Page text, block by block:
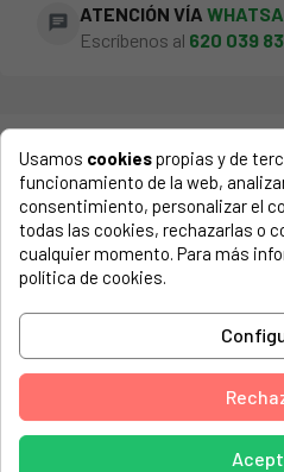
chat ATENCIÓN VÍA
Escríbenos al 620 039
COMPATIBLE CON...
El número de modelo lo
electrodoméstico. Suele estar
letras.
CORREA LAVADORA
Usamos cookiespropias y de
funcionamiento de la web,
consentimiento, personalizar el
todas las cookies, rechazarlas o
cualquier momento. Para más
política de cookies.